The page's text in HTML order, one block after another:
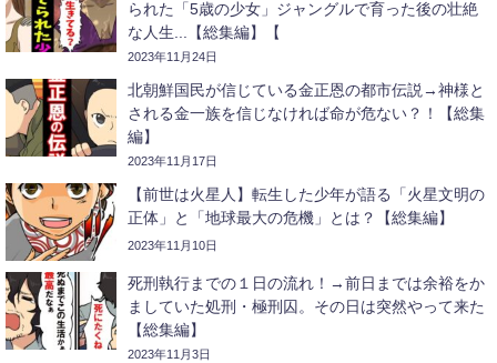
られた「5歳の少女」ジャングルで育った後の壮絶
な人生...【総集編】【
2023年11月24日
北朝鮮国民が信じている金正恩の都市伝説→神様と
される金一族を信じなければ命が危ない？！【総集
編】
2023年11月17日
【前世は火星人】転生した少年が語る「火星文明の
正体」と「地球最大の危機」とは？【総集編】
2023年11月10日
死刑執行までの１日の流れ！→前日までは余裕をか
ましていた処刑・極刑囚。その日は突然やって来た
【総集編】
2023年11月3日